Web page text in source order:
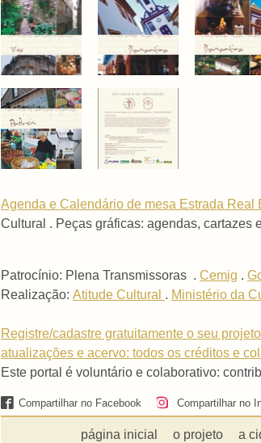
Agenda e Calendário de mesa Estrada
Cultural . Peças gráficas: agendas, cartazes
Patrocínio: Plena Transmissoras . Cemig .
Realização: Atitude Cultural . Ministério da
Registre/cadastre gratuitamente o seu
atualizações e acervo: todos os créditos e
Este portal é voluntário e colaborativo:
Compartilhar no Facebook Compartilhar no
página inicial o projeto a